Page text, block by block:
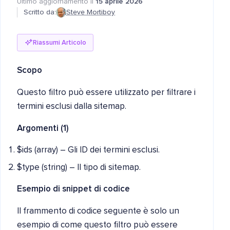
Ultimo aggiornamento il 15 aprile 2026
Scritto da:
Steve Mortiboy
Riassumi Articolo
Scopo
Questo filtro può essere utilizzato per filtrare i
termini esclusi dalla sitemap.
Argomenti (1)
$ids (array) – Gli ID dei termini esclusi.
$type (string) – Il tipo di sitemap.
Esempio di snippet di codice
Il frammento di codice seguente è solo un
esempio di come questo filtro può essere